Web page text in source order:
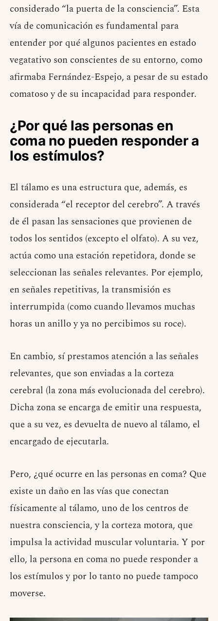
considerado “la puerta de la consciencia”. Esta
vía de comunicación es fundamental para
entender por qué algunos pacientes en estado
vegatativo son conscientes de su entorno, como
afirmaba Fernández-Espejo, a pesar de su estado
comatoso y de su incapacidad para responder.
¿Por qué las personas en
coma no pueden responder a
los estímulos?
El tálamo es una estructura que, además, es
considerada “el receptor del cerebro”. A través
de él pasan las sensaciones que provienen de
todos los sentidos (excepto el olfato). A su vez,
actúa como una estación repetidora, donde se
seleccionan las señales relevantes. Por ejemplo,
en señales repetitivas, la transmisión es
interrumpida (como cuando llevamos muchas
horas un anillo y ya no percibimos su roce).
En cambio, sí prestamos atención a las señales
relevantes, que son enviadas a la corteza
cerebral (la zona más evolucionada del cerebro).
Dicha zona se encarga de emitir una respuesta,
que a su vez, es devuelta de nuevo al tálamo, el
encargado de ejecutarla.
Pero, ¿qué ocurre en las personas en coma? Que
existe un daño en las vías que conectan
físicamente al tálamo, uno de los centros de
nuestra consciencia, y la corteza motora, que
impulsa la actividad muscular voluntaria. Y por
ello, la persona en coma no puede responder a
los estímulos y por lo tanto no puede tampoco
moverse.